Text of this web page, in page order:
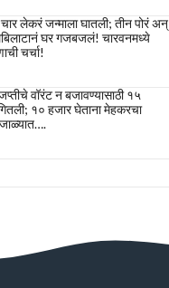
लेकरं जन्माला घातली; तीन पोरं अन्
घर गजबजलं! चारवनमध्ये
चर्चा!
वॉरंट न बजावण्यासाठी १५
१० हजार घेताना मेहकरचा